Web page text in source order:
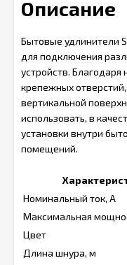
Описание
Бытовые удлинители
для подключения
устройств. Благодаря
крепежных
вертикальной
использовать, в
установки внутри
помещений.
Номинальный ток, А
Максимальная
Цвет
Длина шнура, м